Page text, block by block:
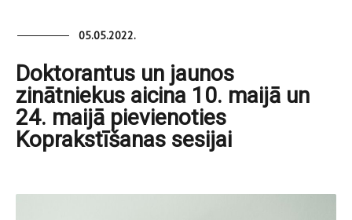
05.05.2022.
Doktorantus un jaunos
zinātniekus aicina 10. maijā un
24. maijā pievienoties
Koprakstīšanas sesijai